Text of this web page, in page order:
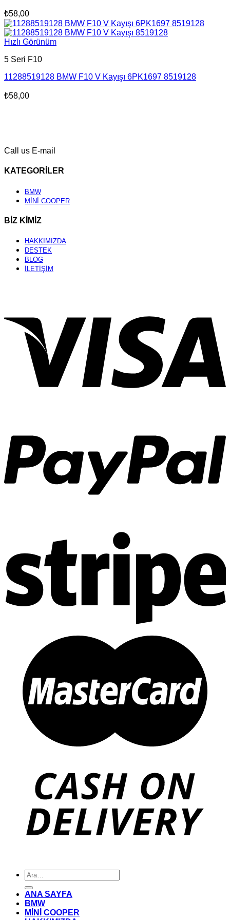
₺58,00
Hızlı Görünüm
5 Seri F10
11288519128 BMW F10 V Kayışı 6PK1697 8519128
₺58,00
Call us E-mail
KATEGORİLER
BMW
MİNİ COOPER
BİZ KİMİZ
HAKKIMIZDA
DESTEK
BLOG
İLETİŞİM
Ara:
ANA SAYFA
BMW
MİNİ COOPER